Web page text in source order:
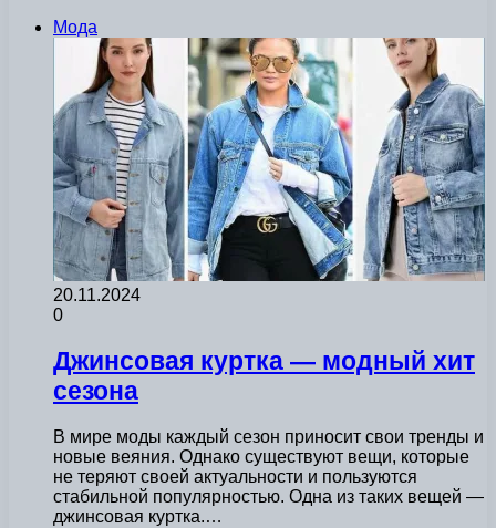
Мода
20.11.2024
0
Джинсовая куртка — модный хит
сезона
В мире моды каждый сезон приносит свои тренды и
новые веяния. Однако существуют вещи, которые
не теряют своей актуальности и пользуются
стабильной популярностью. Одна из таких вещей —
джинсовая куртка.…